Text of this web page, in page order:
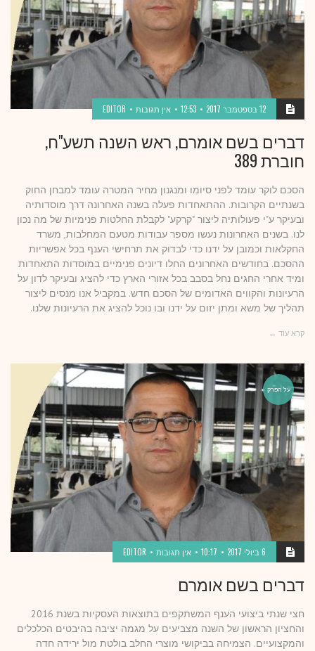
12 בספטמבר 2017 12:53 אין תגובות EDITOR
דברים בשם אומרם, ראש השנה תשע"ח,
חוברת 389
הסכם לוקר עומד לפני סיומו ומנגנון מחיר המטרה עומד למבחן החוק
בשנתיים הקרובות. ההתאחדות פעלה בשנה האחרונה דרך מוסדותיה
ובעיקר ע"י פעולותיה ליצור "קרקע" לקבלת החלטות פנימיות של מה נכון
לנו. בשנים האחרונות נעשו מספר עבודות מטעם המחלבות, משרד
החקלאות וכמובן על ידנו כדי לבדוק את תרחישי הענף בכל אפשריות
ההסכם. בחודשים האחרונים החלו דיונים פנימיים במוסדות התאחדות
ומיד אחרי החגים נחל בסבב בכל אזורי הארץ כדי להציג ובעיקר לדון על
הרעיונות והקווים האדומים של הסכם חדש. במקביל אנו מנסים ליצור
תהליך של משא ומתן יזום על ידנו ובו נוכל להציג את הרעיונות שלנו.
קרא עוד ←
על הפרק
6 ביולי 2017 10:17 אין תגובות EDITOR
דברים בשם אומרם
חצי שנתי ביצועי הענף המשתקפים בתוצאות העסקיות בשנת 2016
והחציון הראשון של השנה מצביעים על מגמה יציבה בהיבטים הכלכלים
והמקצועיים. הצמיחה בביקושי מוצרי החלב בולטת מול ירידה חדה